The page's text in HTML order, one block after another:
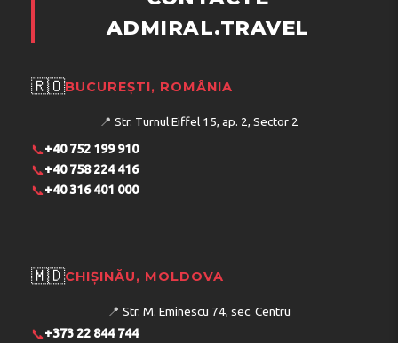
ADMIRAL.TRAVEL
🇷🇴BUCUREȘTI, ROMÂNIA
📍 Str. Turnul Eiffel 15, ap. 2, Sector 2
📞+40 752 199 910
📞+40 758 224 416
📞+40 316 401 000
🇲🇩CHIȘINĂU, MOLDOVA
📍 Str. M. Eminescu 74, sec. Centru
📞+373 22 844 744